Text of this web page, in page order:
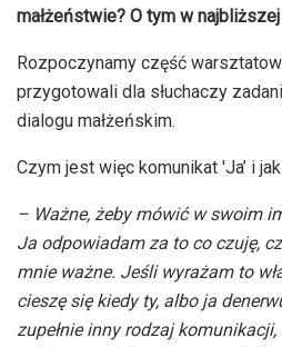
małżeństwie? O tym w
Rozpoczynamy część
przygotowali dla słuchaczy
dialogu małżeńskim.
Czym jest więc komunikat 'Ja’ i
– Ważne, żeby mówić w swoim
Ja odpowiadam za to co czuję,
mnie ważne. Jeśli wyrażam to
cieszę się kiedy ty, albo ja
zupełnie inny rodzaj komunikacji,